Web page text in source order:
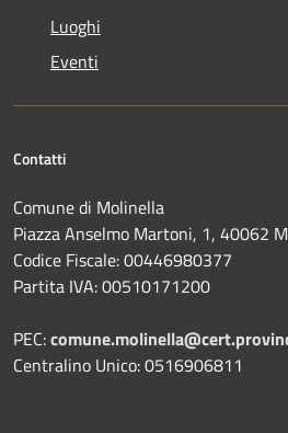
Luoghi
Eventi
Contatti
Comune di Molinella
Piazza Anselmo Martoni, 1, 40062
Codice Fiscale: 00446980377
Partita IVA: 00510171200
PEC:
Centralino Unico: 0516906811